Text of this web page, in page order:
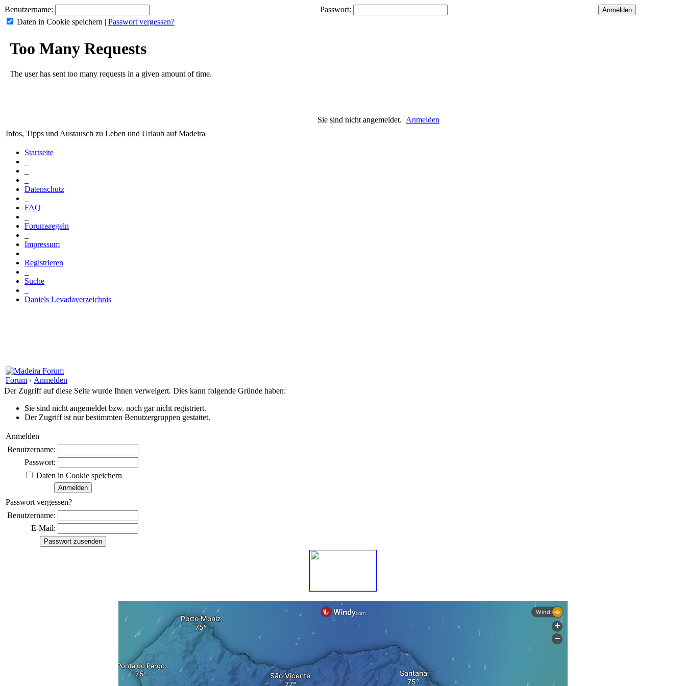
Benutzername:
Passwort:
Daten in Cookie speichern | Passwort vergessen?
Sie sind nicht angemeldet. Anmelden
Infos, Tipps und Austausch zu Leben und Urlaub auf Madeira
Startseite
Datenschutz
FAQ
Forumsregeln
Impressum
Registrieren
Suche
Daniels Levadaverzeichnis
Forum › Anmelden
Der Zugriff auf diese Seite wurde Ihnen verweigert. Dies kann folgende Gründe haben:
Sie sind nicht angemeldet bzw. noch gar nicht registriert.
Der Zugriff ist nur bestimmten Benutzergruppen gestattet.
Anmelden
Benutzername:
Passwort:
Daten in Cookie speichern
Passwort vergessen?
Benutzername:
E-Mail: